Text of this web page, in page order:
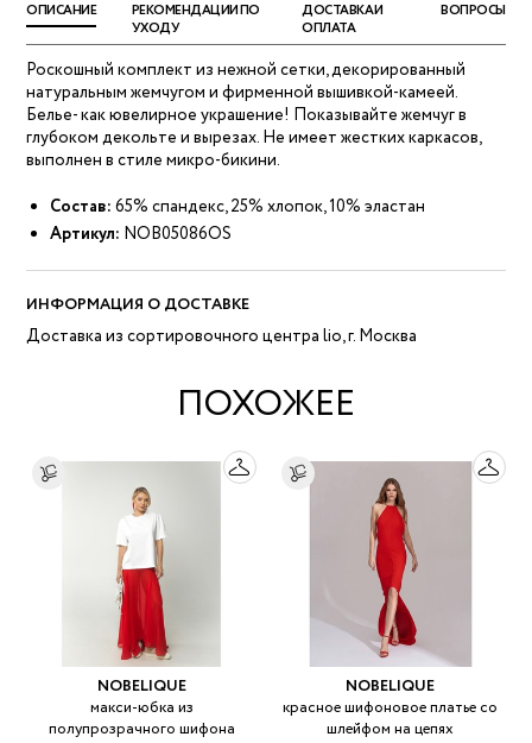
ОПИСАНИЕ
РЕКОМЕНДАЦИИ ПО
УХОДУ
ДОСТАВКА И
ОПЛАТА
ВОПРОСЫ
Роскошный комплект из нежной сетки, декорированный
натуральным жемчугом и фирменной вышивкой-камеей.
Белье- как ювелирное украшение! Показывайте жемчуг в
глубоком декольте и вырезах. Не имеет жестких каркасов,
выполнен в стиле микро-бикини.
Состав: 65% спандекс, 25% хлопок, 10% эластан
Артикул: NOB05086OS
ИНФОРМАЦИЯ О ДОСТАВКЕ
Доставка из сортировочного центра lio, г. Москва
ПОХОЖЕЕ
NOBELIQUE
макси-юбка из
полупрозрачного шифона
NOBELIQUE
красное шифоновое платье со
шлейфом на цепях